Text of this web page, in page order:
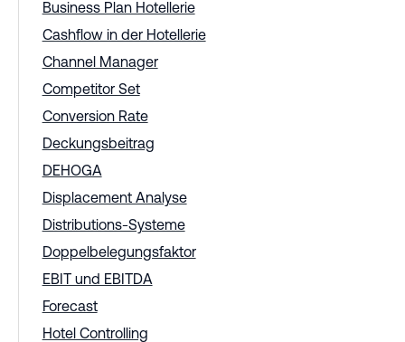
Business Plan Hotellerie
Cashflow in der Hotellerie
Channel Manager
Competitor Set
Conversion Rate
Deckungsbeitrag
DEHOGA
Displacement Analyse
Distributions-Systeme
Doppelbelegungsfaktor
EBIT und EBITDA
Forecast
Hotel Controlling